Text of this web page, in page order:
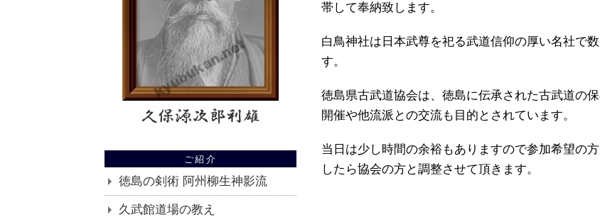
帯して奉納致します。
白鳥神社は日本武尊を祀る武道信仰の厚い名社で
す。
徳島県古武道協会は、徳島に伝承された古武道の
開催や他流派との交流も目的とされています。
当日は少し時間の余裕もありますので参加希望の
したら協会の方と調整させて頂きます。
ご紹介
徳島の剣術 阿州柳生神影流
久武館道場の教え